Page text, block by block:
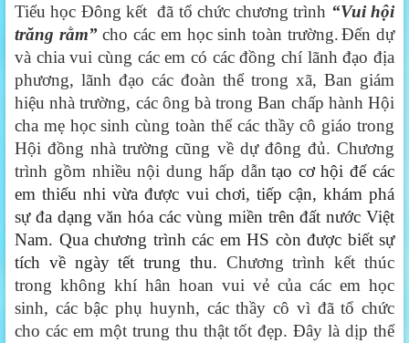
Tiểu học Đông kết đã tổ chức chương trình “Vui hội
trăng rằm”cho các em học sinh toàn trường. Đến dự
và chia vui cùng các em có các đồng chí lãnh đạo địa
phương, lãnh đạo các đoàn thể trong xã, Ban giám
hiệu nhà trường, các ông bà trong Ban chấp hành Hội
cha mẹ học sinh cùng toàn thể các thầy cô giáo trong
Hội đồng nhà trường cũng về dự đông đủ. Chương
trình gồm nhiều nội dung hấp dẫn tạo cơ hội để các
em thiếu nhi vừa được vui chơi, tiếp cận, khám phá
sự đa dạng văn hóa các vùng miền trên đất nước Việt
Nam. Qua chương trình các em HS còn được biết sự
tích về ngày tết trung thu. Chương trình kết thúc
trong không khí hân hoan vui vẻ của các em học
sinh, các bậc phụ huynh, các thầy cô vì đã tổ chức
cho các em một trung thu thật tốt đẹp. Đây là dịp thể